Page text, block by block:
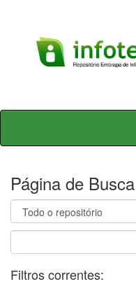
Skip
Página de Busca
Filtros correntes: